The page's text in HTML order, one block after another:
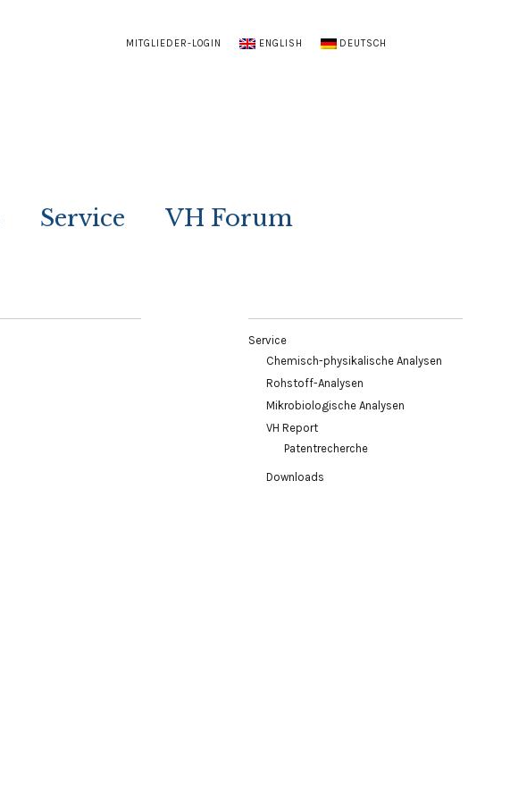
MITGLIEDER-LOGIN ENGLISH DEUTSCH
Service VH Forum
Service
Chemisch-physikalische Analysen
Rohstoff-Analysen
Mikrobiologische Analysen
VH Report
Patentrecherche
Downloads